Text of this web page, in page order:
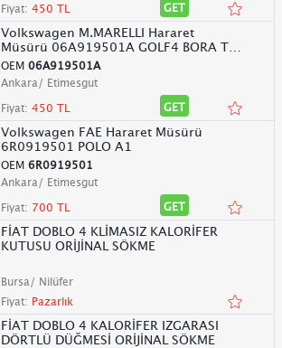
Fiyat: 450 TL GET
Volkswagen M.MARELLI Hararet
Müsürü 06A919501A GOLF4 BORA T4
A3
OEM 06A919501A
Ankara/ Etimesgut
Fiyat: 450 TL GET
Volkswagen FAE Hararet Müsürü
6R0919501 POLO A1
OEM 6R0919501
Ankara/ Etimesgut
Fiyat: 700 TL GET
FİAT DOBLO 4 KLİMASIZ KALORİFER
KUTUSU ORİJİNAL SÖKME
Bursa/ Nilüfer
Fiyat: Pazarlık
FİAT DOBLO 4 KALORİFER IZGARASI
DÖRTLÜ DÜĞMESİ ORİJİNAL SÖKME